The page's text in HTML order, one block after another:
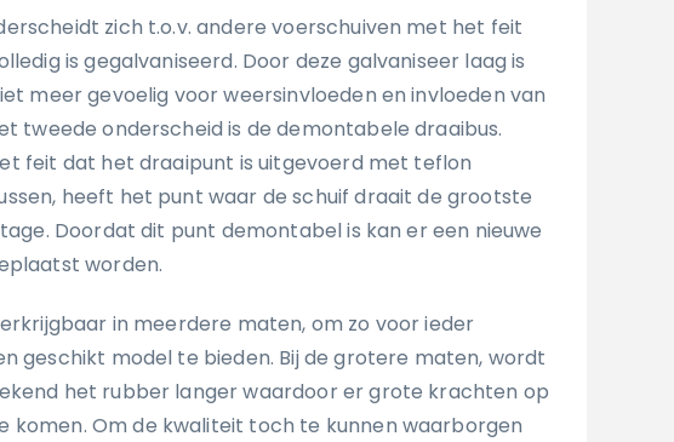
zich t.o.v. andere voerschuiven met het feit
is gegalvaniseerd. Door deze galvaniseer laag is
meer gevoelig voor weersinvloeden en invloeden van
tweede onderscheid is de demontabele draaibus.
feit dat het draaipunt is uitgevoerd met teflon
heeft het punt waar de schuif draait de grootste
Doordat dit punt demontabel is kan er een nieuwe
worden.
in meerdere maten, om zo voor ieder
geschikt model te bieden. Bij de grotere maten, wordt
het rubber langer waardoor er grote krachten op
komen. Om de kwaliteit toch te kunnen waarborgen